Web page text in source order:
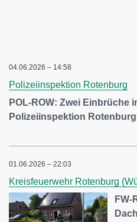
04.06.2026 – 14:58
Polizeiinspektion Rotenburg
POL-ROW: Zwei Einbrüche
Polizeiinspektion Rotenburg
01.06.2026 – 22:03
Kreisfeuerwehr Rotenburg
FW-